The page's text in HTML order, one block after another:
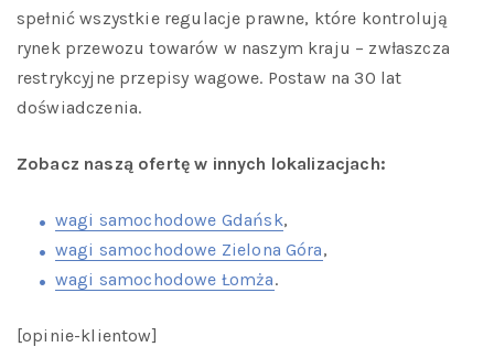
spełnić wszystkie regulacje prawne, które kontrolują
rynek przewozu towarów w naszym kraju – zwłaszcza
restrykcyjne przepisy wagowe. Postaw na 30 lat
doświadczenia.
Zobacz naszą ofertę w innych lokalizacjach:
wagi samochodowe Gdańsk,
wagi samochodowe Zielona Góra,
wagi samochodowe Łomża.
[opinie-klientow]